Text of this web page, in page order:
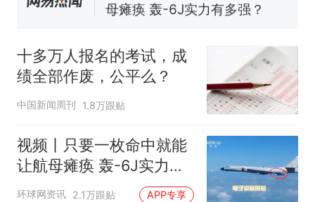
母瘫痪 轰-6J实力有多强？
电力部门回应
台风"白海豚"登陆 中心附近最
大风力14级
热 十多万人报名的考试，成绩
十多万人报名的考试，成
绩全部作废，公平么？
中国新闻周刊 1.8万跟贴
视频丨只要一枚命中就能
让航母瘫痪 轰-6J实力有
多强？
环球网资讯 2.1万跟贴 APP专享